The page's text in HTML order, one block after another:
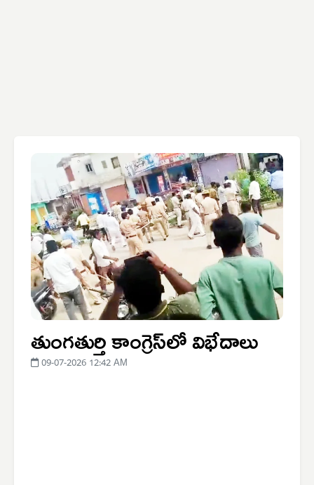
తుంగతుర్తి కాంగ్రెస్‌లో విభేదాలు
09-07-2026 12:42 AM